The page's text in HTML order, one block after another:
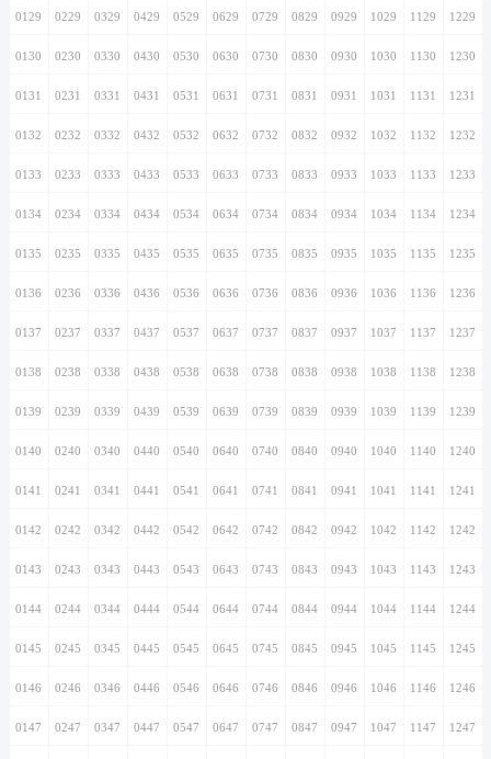
0129 0229 0329 0429 0529 0629 0729 0829 0929 1029 1129 1229
0130 0230 0330 0430 0530 0630 0730 0830 0930 1030 1130 1230
0131 0231 0331 0431 0531 0631 0731 0831 0931 1031 1131 1231
0132 0232 0332 0432 0532 0632 0732 0832 0932 1032 1132 1232
0133 0233 0333 0433 0533 0633 0733 0833 0933 1033 1133 1233
0134 0234 0334 0434 0534 0634 0734 0834 0934 1034 1134 1234
0135 0235 0335 0435 0535 0635 0735 0835 0935 1035 1135 1235
0136 0236 0336 0436 0536 0636 0736 0836 0936 1036 1136 1236
0137 0237 0337 0437 0537 0637 0737 0837 0937 1037 1137 1237
0138 0238 0338 0438 0538 0638 0738 0838 0938 1038 1138 1238
0139 0239 0339 0439 0539 0639 0739 0839 0939 1039 1139 1239
0140 0240 0340 0440 0540 0640 0740 0840 0940 1040 1140 1240
0141 0241 0341 0441 0541 0641 0741 0841 0941 1041 1141 1241
0142 0242 0342 0442 0542 0642 0742 0842 0942 1042 1142 1242
0143 0243 0343 0443 0543 0643 0743 0843 0943 1043 1143 1243
0144 0244 0344 0444 0544 0644 0744 0844 0944 1044 1144 1244
0145 0245 0345 0445 0545 0645 0745 0845 0945 1045 1145 1245
0146 0246 0346 0446 0546 0646 0746 0846 0946 1046 1146 1246
0147 0247 0347 0447 0547 0647 0747 0847 0947 1047 1147 1247